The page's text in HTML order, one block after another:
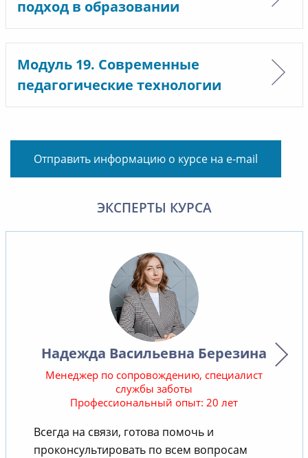
подход в образовании
Модуль 19. Современные
педагогические технологии
Отправить информацию о курсе на e-mail
ЭКСПЕРТЫ КУРСА
Надежда Васильевна Березина
Менеджер по сопровождению, специалист
службы заботы
Профессиональный опыт: 20 лет
Всегда на связи, готова помочь и
проконсультировать по всем вопросам